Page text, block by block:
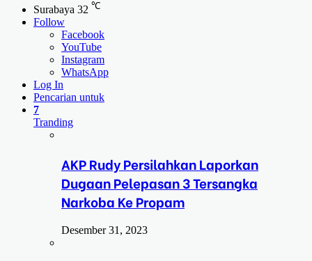
Surabaya 32 ℃
Follow
Facebook
YouTube
Instagram
WhatsApp
Log In
Pencarian untuk
7
Tranding
AKP Rudy Persilahkan Laporkan
Dugaan Pelepasan 3 Tersangka
Narkoba Ke Propam
Desember 31, 2023